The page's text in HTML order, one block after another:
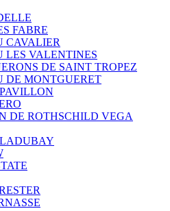
FABRE
CAVALIER
LES VALENTINES
DE SAINT TROPEZ
DE MONTGUERET
DE ROTHSCHILD VEGA